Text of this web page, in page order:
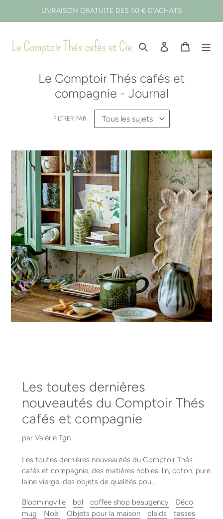
LIVRAISON GRATUITE DÈS 50 € D'ACHATS
RechercherSe connecter
Panier
Le Comptoir Thés cafés et
compagnie - Journal
FILTRER PAR
Les toutes dernières
nouveautés du Comptoir Thés
cafés et compagnie
par Valérie Tgn
Les toutes dernières nouveautés du Comptoir Thés
cafés et compagnie, des matières nobles, lin, coton, pure
laine vierge, des objets de qualités pou...
Bloomingville bol coffee shop beaugency
Déco
mug
Noël Objets pour la maison plaids
tasses